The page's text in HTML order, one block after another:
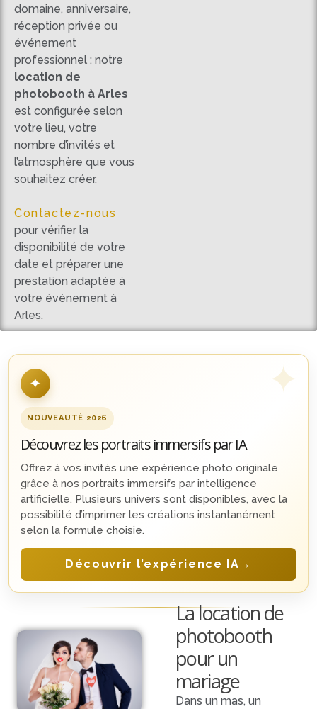
domaine, anniversaire,
réception privée ou
événement
professionnel : notre
location de
photobooth à Arles
est configurée selon
votre lieu, votre
nombre d’invités et
l’atmosphère que vous
souhaitez créer.
Contactez-nous
pour vérifier la
disponibilité de votre
date et préparer une
prestation adaptée à
votre événement à
Arles.
✦
NOUVEAUTÉ 2026
Découvrez les portraits immersifs par IA
Offrez à vos invités une expérience photo originale
grâce à nos portraits immersifs par intelligence
artificielle. Plusieurs univers sont disponibles, avec la
possibilité d’imprimer les créations instantanément
selon la formule choisie.
Découvrir l’expérience IA →
La location de
photobooth
pour un
mariage
Dans un mas, un